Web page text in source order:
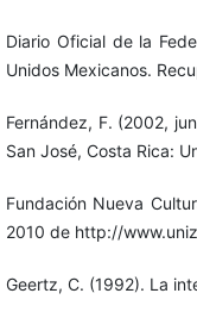
Diario Oficial de la
Unidos Mexicanos.
Fernández, F. (2002,
San José, Costa Rica:
Fundación Nueva
2010 de http://
Geertz, C. (1992). La